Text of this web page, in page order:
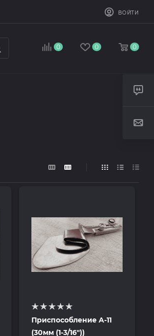
ВОЙТИ
0 0 0
Приспособление A-11
(30мм (1-3/16"))